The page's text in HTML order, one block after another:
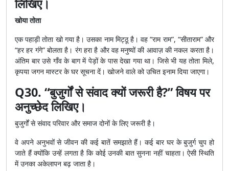
लिखिए।
खोया तोता
एक पहाड़ी तोता खो गया है। उसका नाम मिट्ठू है। वह “राम राम”, “सीताराम” और
“हर हर गंगे” बोलता है। रंग हरा है और वह मनुष्यों की आवाज़ की नकल करता है।
अंतिम बार उसे गाँव के बाग में पेड़ों के पास देखा गया था। जिसे भी यह तोता मिले,
कृपया जगन मास्टर के घर सूचना दें। खोजने वाले को उचित इनाम दिया जाएगा।
Q30. “बुजुर्गों से संवाद क्यों जरूरी है?” विषय पर
अनुच्छेद लिखिए।
बुजुर्गों से संवाद परिवार और समाज दोनों के लिए जरूरी है।
वे अपने अनुभवों से जीवन की कई बातें समझाते हैं। कई बार घर के बुजुर्ग चुप हो
जाते हैं क्योंकि उन्हें लगता है कि कोई उनकी बात सुनना नहीं चाहता। ऐसी स्थिति
में उनका अकेलापन बढ़ जाता है।